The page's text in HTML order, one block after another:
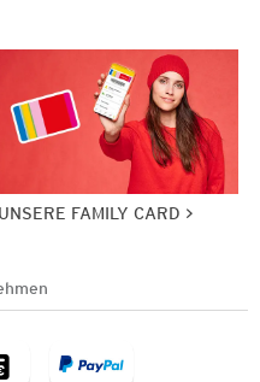
UNSERE FAMILY CARD